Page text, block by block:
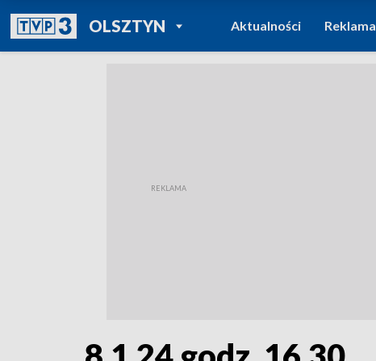
OLSZTYNPOWRÓT DO
TVP REGIONY
Aktualności Reklama